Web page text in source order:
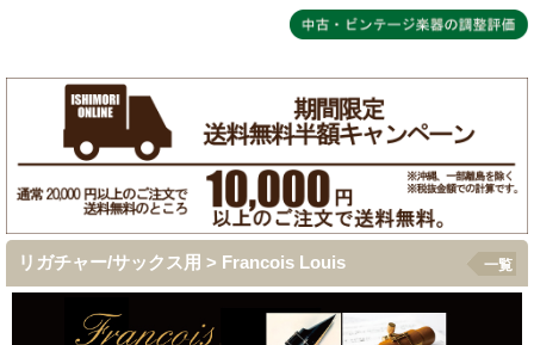
リガチャー/サックス用 > Francois Louis 一覧